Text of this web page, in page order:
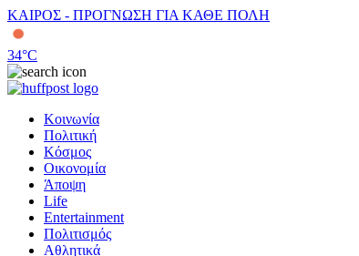
ΚΑΙΡΟΣ - ΠΡΟΓΝΩΣΗ ΓΙΑ ΚΑΘΕ ΠΟΛΗ
34°C
Κοινωνία
Πολιτική
Κόσμος
Οικονομία
Άποψη
Life
Entertainment
Πολιτισμός
Αθλητικά